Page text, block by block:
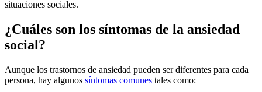
situaciones sociales.
¿Cuáles son los síntomas de la ansiedad
social?
Aunque los trastornos de ansiedad pueden ser diferentes para cada
persona, hay algunos síntomas comunes tales como: